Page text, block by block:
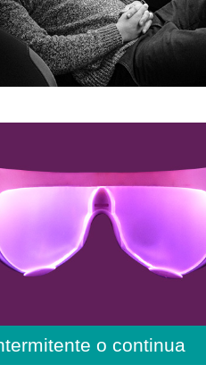
o continua